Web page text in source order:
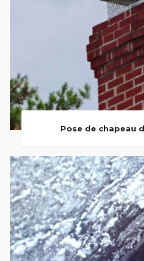
Pose de chapeau